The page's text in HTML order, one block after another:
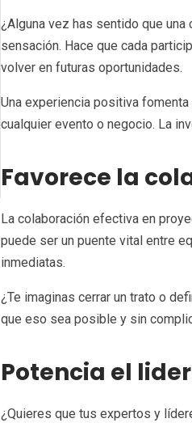
¿Alguna vez has sentido que
sensación. Hace que cada
volver en futuras oportunidades.
Una experiencia positiva
cualquier evento o negocio. La
Favorece la
La colaboración efectiva en
puede ser un puente vital entre
inmediatas.
¿Te imaginas cerrar un trato o
que eso sea posible y sin
Potencia el
¿Quieres que tus expertos y